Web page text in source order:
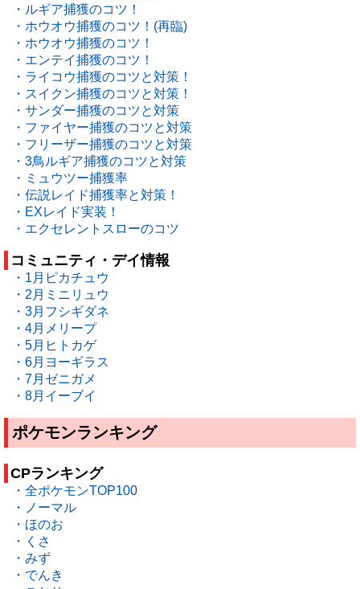
・ルギア捕獲のコツ！
・ホウオウ捕獲のコツ！(再臨)
・ホウオウ捕獲のコツ！
・エンテイ捕獲のコツ！
・ライコウ捕獲のコツと対策！
・スイクン捕獲のコツと対策！
・サンダー捕獲のコツと対策
・ファイヤー捕獲のコツと対策
・フリーザー捕獲のコツと対策
・3鳥ルギア捕獲のコツと対策
・ミュウツー捕獲率
・伝説レイド捕獲率と対策！
・EXレイド実装！
・エクセレントスローのコツ
コミュニティ・デイ情報
・1月ピカチュウ
・2月ミニリュウ
・3月フシギダネ
・4月メリープ
・5月ヒトカゲ
・6月ヨーギラス
・7月ゼニガメ
・8月イーブイ
ポケモンランキング
CPランキング
・全ポケモンTOP100
・ノーマル
・ほのお
・くさ
・みず
・でんき